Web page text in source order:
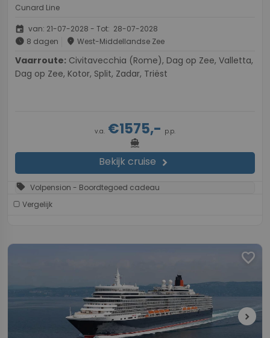
Cunard Line
event van: 21-07-2028 - Tot: 28-07-2028
schedule 8 dagen place West-Middellandse Zee
Vaarroute:
Dag op Zee, Kotor, Split, Zadar, Triëst
v.a. €1575,- p.p.
directions_boat
Bekijk cruise chevron_right
sell Volpension - Boordtegoed cadeau
Vergelijk
favorite
chevron_right